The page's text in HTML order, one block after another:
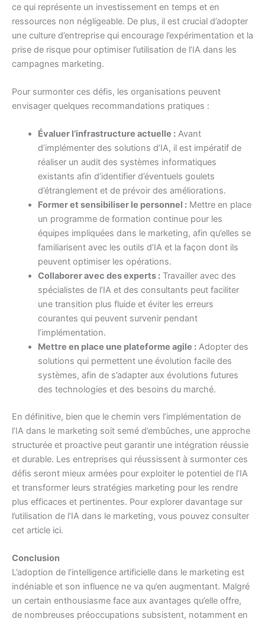
ce qui représente un investissement en temps et en
ressources non négligeable. De plus, il est crucial d’adopter
une culture d’entreprise qui encourage l’expérimentation et la
prise de risque pour optimiser l’utilisation de l’IA dans les
campagnes marketing.
Pour surmonter ces défis, les organisations peuvent
envisager quelques recommandations pratiques :
Évaluer l’infrastructure actuelle :Avant
d’implémenter des solutions d’IA, il est impératif de
réaliser un audit des systèmes informatiques
existants afin d’identifier d’éventuels goulets
d’étranglement et de prévoir des améliorations.
Former et sensibiliser le personnel :Mettre en place
un programme de formation continue pour les
équipes impliquées dans le marketing, afin qu’elles se
familiarisent avec les outils d’IA et la façon dont ils
peuvent optimiser les opérations.
Collaborer avec des experts :Travailler avec des
spécialistes de l’IA et des consultants peut faciliter
une transition plus fluide et éviter les erreurs
courantes qui peuvent survenir pendant
l’implémentation.
Mettre en place une plateforme agile :Adopter des
solutions qui permettent une évolution facile des
systèmes, afin de s’adapter aux évolutions futures
des technologies et des besoins du marché.
En définitive, bien que le chemin vers l’implémentation de
l’IA dans le marketing soit semé d’embûches, une approche
structurée et proactive peut garantir une intégration réussie
et durable. Les entreprises qui réussissent à surmonter ces
défis seront mieux armées pour exploiter le potentiel de l’IA
et transformer leurs stratégies marketing pour les rendre
plus efficaces et pertinentes. Pour explorer davantage sur
l’utilisation de l’IA dans le marketing, vous pouvez consulter
cet article ici.
Conclusion
L’adoption de l’intelligence artificielle dans le marketing est
indéniable et son influence ne va qu’en augmentant. Malgré
un certain enthousiasme face aux avantages qu’elle offre,
de nombreuses préoccupations subsistent, notamment en